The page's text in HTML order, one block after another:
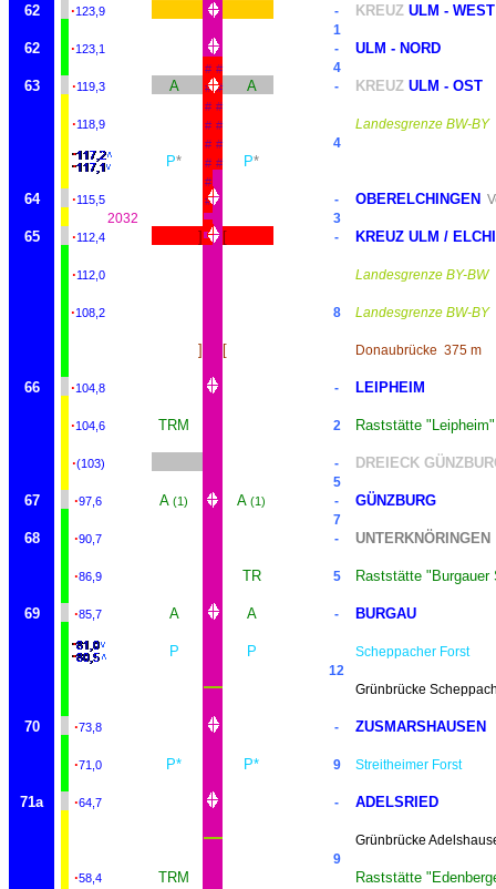
62 ·123,9 - KREUZ ULM - WEST
1
62 ·123,1 - ULM - NORD
# # 4
63 ·119,3 A # # A - KREUZ ULM - OST
# #
·118,9 # # Landesgrenze BW-BY
# # 4
P* # # P*
#
64 ·115,5 # - OBERELCHINGEN
2032
3
65 ·112,4 ] [ - KREUZ ULM /
·112,0 Landesgrenze BY-BW
·108,2 8 Landesgrenze BW-BY
] [ Donaubrücke 375 m
66 ·104,8 - LEIPHEIM
·104,6 TRM 2 Raststätte "Leipheim"
·(103) - DREIECK
5
67 ·97,6 A (1) A (1) - GÜNZBURG
7
68 ·90,7 - UNTERKNÖRINGEN
·86,9 TR 5 Raststätte "Burgauer
69 ·85,7 A A - BURGAU
P P
Scheppacher Forst
12
Grünbrücke
70 ·73,8 - ZUSMARSHAUSEN
·71,0 P* P* 9 Streitheimer Forst
71a ·64,7 - ADELSRIED
Grünbrücke
9
·58,4 TRM Raststätte